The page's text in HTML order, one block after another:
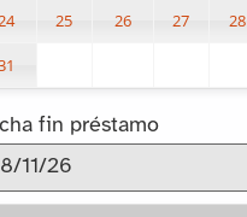
25 26 27 28
fin préstamo